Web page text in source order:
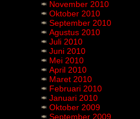
November 2010
Oktober 2010
September 2010
Agustus 2010
Juli 2010
Juni 2010
Mei 2010
April 2010
Maret 2010
Februari 2010
Januari 2010
Oktober 2009
September 2009